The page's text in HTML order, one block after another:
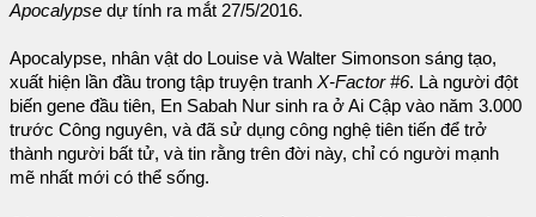
Apocalypse dự tính ra mắt 27/5/2016.
Apocalypse, nhân vật do Louise và Walter Simonson sáng tạo,
xuất hiện lần đầu trong tập truyện tranh X-Factor #6. Là người đột
biến gene đầu tiên, En Sabah Nur sinh ra ở Ai Cập vào năm 3.000
trước Công nguyên, và đã sử dụng công nghệ tiên tiến để trở
thành người bất tử, và tin rằng trên đời này, chỉ có người mạnh
mẽ nhất mới có thể sống.